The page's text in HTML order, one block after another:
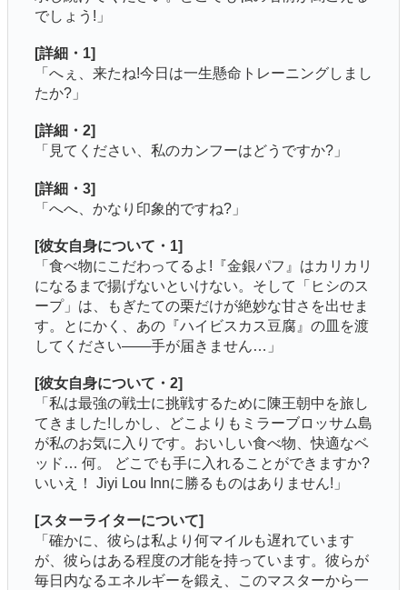
でしょう!」
[詳細・1]
「へぇ、来たね!今日は一生懸命トレーニングしまし
たか?」
[詳細・2]
「見てください、私のカンフーはどうですか?」
[詳細・3]
「へへ、かなり印象的ですね?」
[彼女自身について・1]
「食べ物にこだわってるよ!『金銀パフ』はカリカリ
になるまで揚げないといけない。そして「ヒシのス
ープ」は、もぎたての栗だけが絶妙な甘さを出せま
す。とにかく、あの『ハイビスカス豆腐』の皿を渡
してください――手が届きません…」
[彼女自身について・2]
「私は最強の戦士に挑戦するために陳王朝中を旅し
てきました!しかし、どこよりもミラーブロッサム島
が私のお気に入りです。おいしい食べ物、快適なベ
ッド… 何。 どこでも手に入れることができますか?
いいえ！ Jiyi Lou Innに勝るものはありません!」
[スターライターについて]
「確かに、彼らは私より何マイルも遅れています
が、彼らはある程度の才能を持っています。彼らが
毎日内なるエネルギーを鍛え、このマスターから一